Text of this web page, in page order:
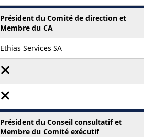
Président du Comité de direction et
Membre du CA
Ethias Services SA
Président du Conseil consultatif et
Membre du Comité exécutif